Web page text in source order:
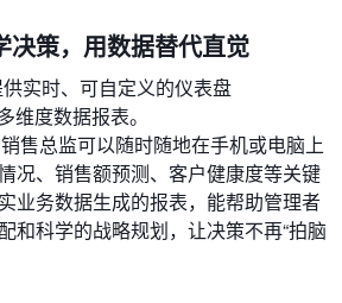
决策，用数据替代直觉
供实时、可自定义的仪表盘
维度数据报表。
售总监可以随时随地在手机或电脑上
况、销售额预测、客户健康度等关键
业务数据生成的报表，能帮助管理者
和科学的战略规划，让决策不再“拍脑